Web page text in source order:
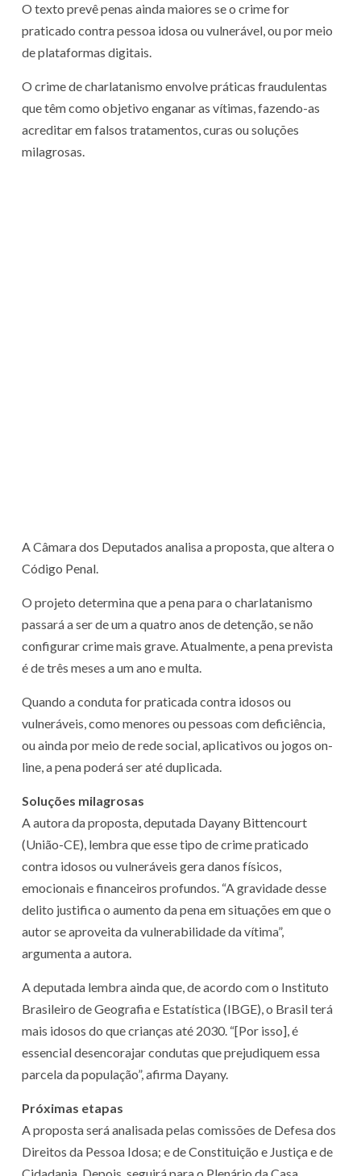
O texto prevê penas ainda maiores se o crime for
praticado contra pessoa idosa ou vulnerável, ou por meio
de plataformas digitais.
O crime de charlatanismo envolve práticas fraudulentas
que têm como objetivo enganar as vítimas, fazendo-as
acreditar em falsos tratamentos, curas ou soluções
milagrosas.
A Câmara dos Deputados analisa a proposta, que altera o
Código Penal.
O projeto determina que a pena para o charlatanismo
passará a ser de um a quatro anos dedetenção, se não
configurar crime mais grave. Atualmente, a pena prevista
é de três meses a um ano e multa.
Quando a conduta for praticada contra idosos ou
vulneráveis, como menores ou pessoas com deficiência,
ou ainda por meio de rede social, aplicativos ou jogos on-
line, a pena poderá ser até duplicada.
Soluções milagrosas
A autora da proposta, deputada Dayany Bittencourt
(União-CE), lembra que esse tipo de crime praticado
contra idosos ou vulneráveis gera danos físicos,
emocionais e financeiros profundos. “A gravidade desse
delito justifica o aumento da pena em situações em que o
autor se aproveita da vulnerabilidade da vítima”,
argumenta a autora.
A deputada lembra ainda que, de acordo com o Instituto
Brasileiro de Geografia e Estatística (IBGE), o Brasil terá
mais idosos do que crianças até 2030. “[Por isso], é
essencial desencorajar condutas que prejudiquem essa
parcela da população”, afirma Dayany.
Próximas etapas
A proposta será analisada pelas comissões de Defesa dos
Direitos da Pessoa Idosa; e de Constituição e Justiça e de